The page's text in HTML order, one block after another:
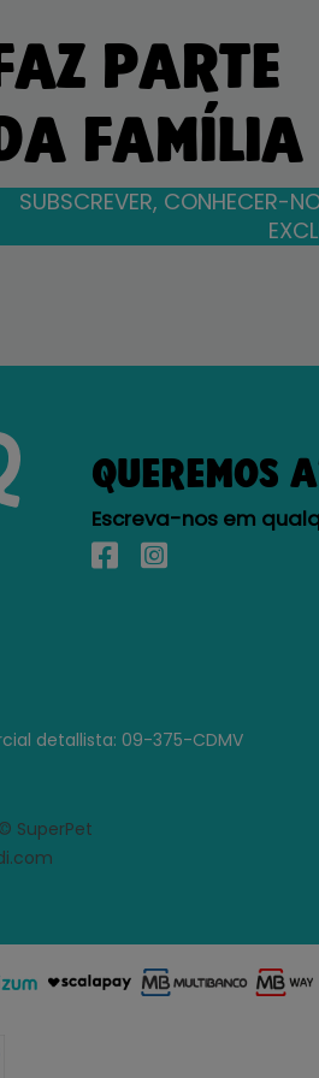
PARTE
FAMÍLIA
SUBSCREVER, CONHECER-
QUEREMOS
Escreva-nos em
detallista: 09-375-CDMV
SuperPet